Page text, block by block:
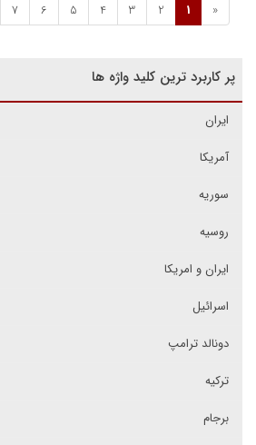
«
1
2
3
4
5
6
7
پر کاربرد ترین کلید واژه ها
ایران
آمریکا
سوریه
روسیه
ایران و امریکا
اسرائیل
دونالد ترامپ
ترکیه
برجام